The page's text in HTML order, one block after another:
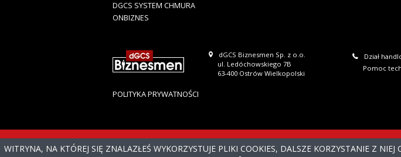
DGCS SYSTEM CHMURA
ONBIZNES
POLITYKA PRYWATNOŚCI
dGCS Biznesmen Sp. z o.o.
ul. Ledóchowskiego 7B
63-400 Ostrów Wielkopolski
Dział
Pomoc
WITRYNA, NA KTÓREJ SIĘ ZNALAZŁEŚ WYKORZYSTUJE PLIKI COOKIES, DALSZE KORZYSTANIE Z
© 2026 DGCS BIZNESMEN SP. Z O.O.